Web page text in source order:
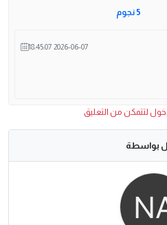
5 نجوم
2026-06-07 18:45:07
لتتمكن من التعليق
بواسطة